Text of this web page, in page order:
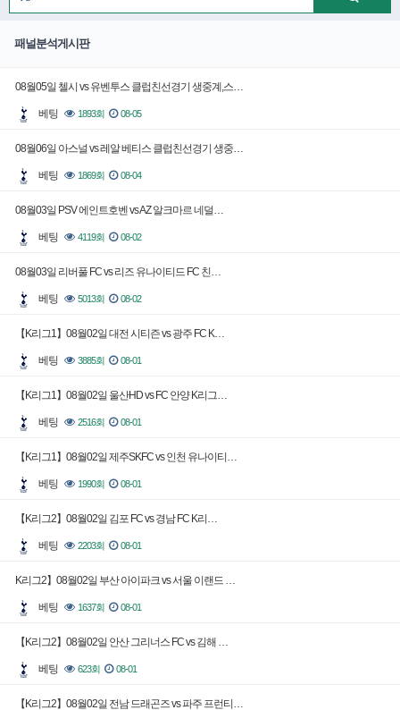
패널분석게시판
08월05일 첼시 vs 유벤투스 클럽친선경기 생중계,스…
베팅 1893회 08-05
08월06일 아스널 vs 레알 베티스 클럽친선경기 생중…
베팅 1869회 08-04
08월03일 PSV 에인트호벤 vs AZ 알크마르 네덜…
베팅 4119회 08-02
08월03일 리버풀 FC vs 리즈 유나이티드 FC 친…
베팅 5013회 08-02
【K리그1】08월02일 대전 시티즌 vs 광주 FC K…
베팅 3885회 08-01
【K리그1】08월02일 울산HD vs FC 안양 K리그…
베팅 2516회 08-01
【K리그1】08월02일 제주SKFC vs 인천 유나이티…
베팅 1990회 08-01
【K리그2】08월02일 김포 FC vs 경남 FC K리…
베팅 2203회 08-01
K리그2】08월02일 부산 아이파크 vs 서울 이랜드 …
베팅 1637회 08-01
【K리그2】08월02일 안산 그리너스 FC vs 김해 …
베팅 623회 08-01
【K리그2】08월02일 전남 드래곤즈 vs 파주 프런티…